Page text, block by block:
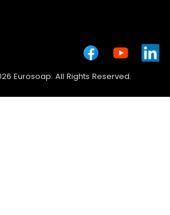
Eurosoap. All Rights Reserved.